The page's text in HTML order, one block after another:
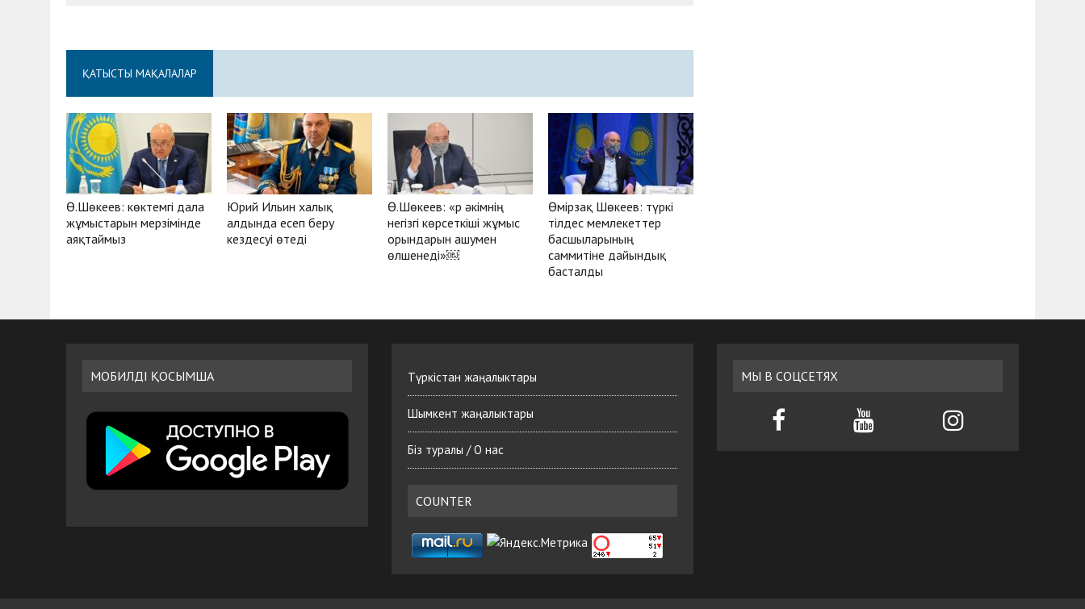
ҚАТЫСТЫ МАҚАЛАЛАР
Ө.Шөкеев: көктемгі дала
жұмыстарын мерзімінде
аяқтаймыз
Юрий Ильин халық
алдында есеп беру
кездесуі өтеді
Ө.Шөкеев: «Әр әкімнің
негізгі көрсеткіші жұмыс
орындарын ашумен
өлшенеді»￼
Өмірзақ Шөкеев: түркі
тілдес мемлекеттер
басшыларының
саммитіне дайындық
басталды
МОБИЛДІ ҚОСЫМША Түркістан жаңалыктары
Шымкент жаңалыктары
Біз туралы / О нас
COUNTER
МЫ В СОЦСЕТЯХ